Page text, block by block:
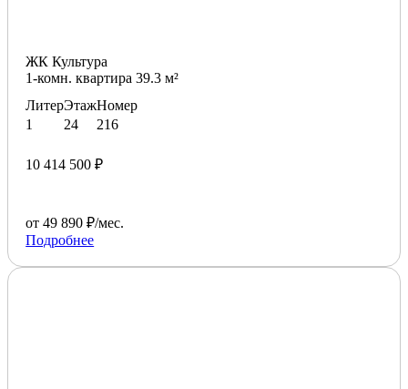
ЖК Культура
1-комн. квартира 39.3 м²
Литер
1
Этаж
24
Номер
216
10 414 500 ₽
от 49 890 ₽/мес.
Подробнее